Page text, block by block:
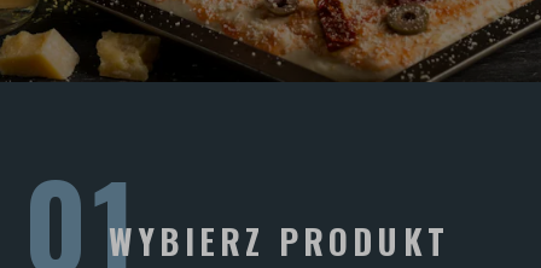
ZAMÓW PRZEZ
WYBIERZ PRODUKT